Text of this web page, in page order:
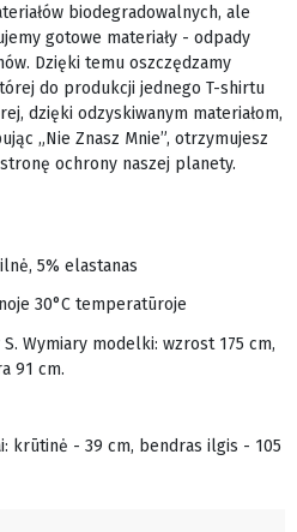
biodegradowalnych, ale
gotowe materiały - odpady
Dzięki temu oszczędzamy
do produkcji jednego T-shirtu
dzięki odzyskiwanym materiałom,
„Nie Znasz Mnie”, otrzymujesz
ochrony naszej planety.
5% elastanas
30°C temperatūroje
Wymiary modelki: wzrost 175 cm,
91 cm.
krūtinė - 39 cm, bendras ilgis - 105